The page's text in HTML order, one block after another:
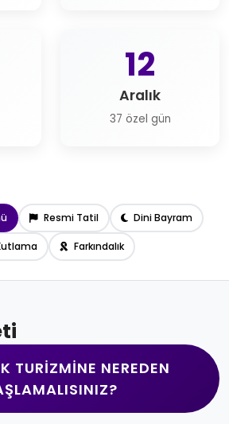
12
Aralık
37 özel gün
Resmi Tatil Dini Bayram
Farkındalık
TURIZMINE NEREDEN